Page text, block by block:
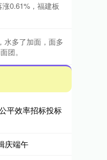
0.61%，福建板
水多了加面，面多
团。
平效率招标投标
庆端午